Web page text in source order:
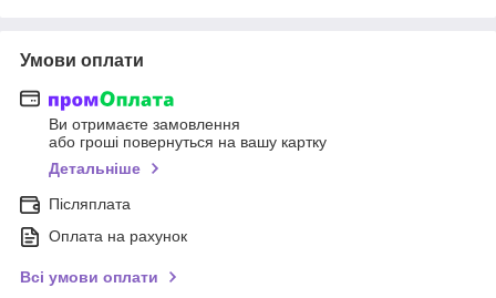
Умови оплати
Ви отримаєте замовлення
або гроші повернуться на вашу картку
Детальніше
Післяплата
Оплата на рахунок
Всі умови оплати